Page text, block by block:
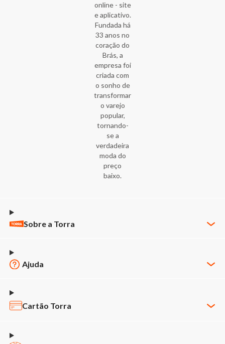
online - site
e aplicativo.
Fundada há
33 anos no
coração do
Brás, a
empresa foi
criada com
o sonho de
transformar
o varejo
popular,
tornando-
se a
verdadeira
moda do
preço
baixo.
Sobre a Torra
Nossas Lojas
Política de Privacidade
Novos Fornecedores
Ajuda
Meus Pedidos
Política de Entrega
Cartão Torra